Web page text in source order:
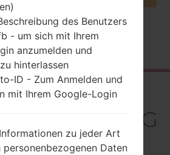
→LG G4 LTE-A →
akaLG
LTE-A
des Benutzers
- um sich mit Ihrem
anzumelden und
hinterlassen
ID - Zum Anmelden und
mit Ihrem Google-Login
zu jeder Art
Daten